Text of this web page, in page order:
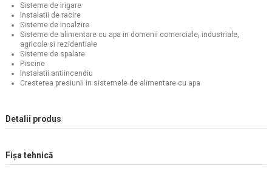
Sisteme de irigare
Instalatii de racire
Sisteme de incalzire
Sisteme de alimentare cu apa in domenii comerciale, industriale,
agricole si rezidentiale
Sisteme de spalare
Piscine
Instalatii antiincendiu
Cresterea presiunii in sistemele de alimentare cu apa
Detalii produs
Fișa tehnică